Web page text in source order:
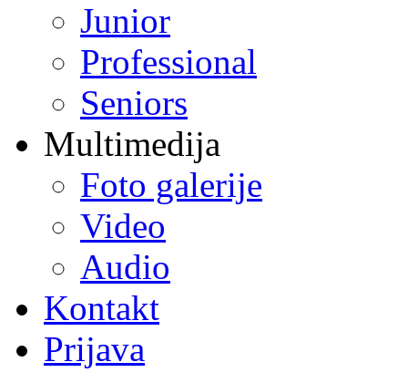
Junior
Professional
Seniors
Multimedija
Foto galerije
Video
Audio
Kontakt
Prijava